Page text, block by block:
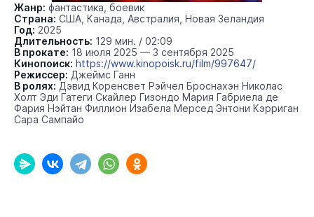
Жанр: фантастика, боевик
Страна: США, Канада, Австралия, Новая Зеландия
Год: 2025
Длительность: 129 мин. / 02:09
В прокате: 18 июля 2025 — 3 сентября 2025
Кинопоиск: https://www.kinopoisk.ru/film/997647/
Режиссер: Джеймс Ганн
В ролях: Дэвид Коренсвет Рэйчел Броснахэн Николас
Холт Эди Гатеги Скайлер Гизондо Мария Габриела де
Фария Нэйтан Филлион Изабела Мерсед Энтони Кэрриган
Сара Сампайо